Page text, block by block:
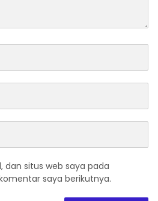
dan situs web saya pada
saya berikutnya.